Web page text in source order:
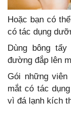
Hoặc bạn có
có tác dụng
Dùng bông
đường đắp lên
Gói những
mắt có tác
vì đá lạnh kích